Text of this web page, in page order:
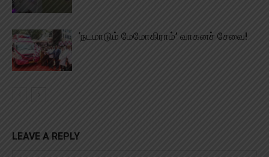
‘நடமாடும் மேமோகிராம்’ வாகனச் சேவை!
LEAVE A REPLY